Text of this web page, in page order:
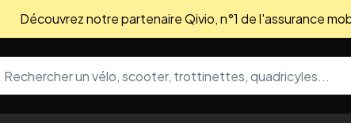
Découvrez notre partenaire Qivio, n°1 de l'assurance